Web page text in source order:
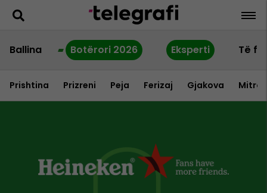
Ballina Botërori 2026 Eksperti Të
Prishtina Prizreni Peja Ferizaj Gjakova